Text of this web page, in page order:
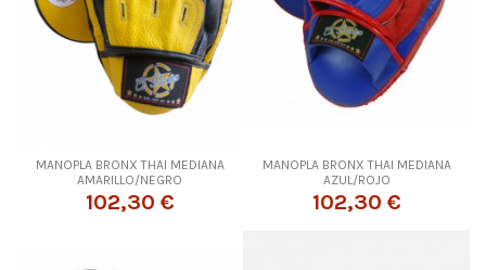
MANOPLA BRONX THAI MEDIANA
AMARILLO/NEGRO
102,30 €
MANOPLA BRONX THAI MEDIANA
AZUL/ROJO
102,30 €